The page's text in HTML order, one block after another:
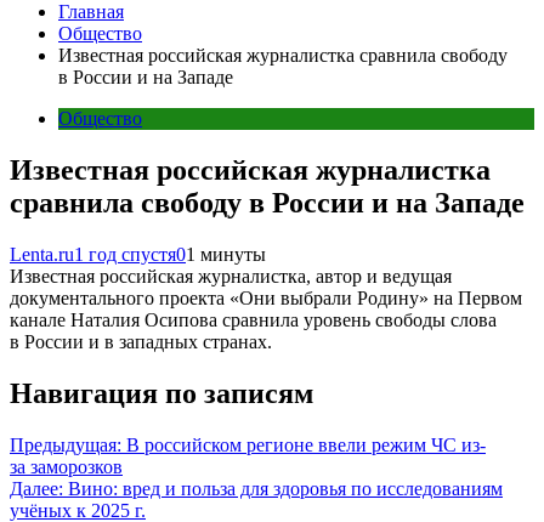
Главная
Общество
Известная российская журналистка сравнила свободу
в России и на Западе
Общество
Известная российская журналистка
сравнила свободу в России и на Западе
Lenta.ru1 год спустя01 минуты
Известная российская журналистка, автор и ведущая
документального проекта «Они выбрали Родину» на Первом
канале Наталия Осипова сравнила уровень свободы слова
в России и в западных странах.
Навигация по записям
Предыдущая: В российском регионе ввели режим ЧС из-
за заморозков
Далее: Вино: вред и польза для здоровья по исследованиям
учёных к 2025 г.